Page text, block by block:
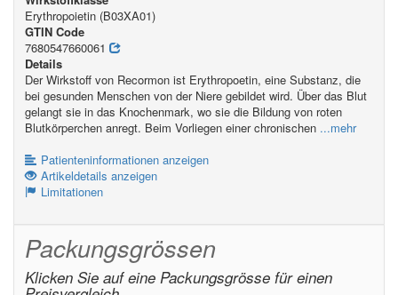
Erythropoietin (B03XA01)
GTIN Code
7680547660061
Details
Der Wirkstoff von Recormon ist Erythropoetin, eine Substanz, die
bei gesunden Menschen von der Niere gebildet wird. Über das Blut
gelangt sie in das Knochenmark, wo sie die Bildung von roten
Blutkörperchen anregt. Beim Vorliegen einer chronischen ...mehr
Patienteninformationen anzeigen
Artikeldetails anzeigen
Limitationen
Packungsgrössen
Klicken Sie auf eine Packungsgrösse für einen